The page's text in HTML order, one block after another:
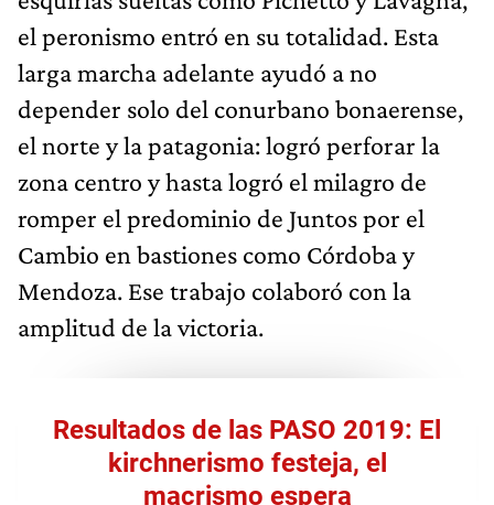
el peronismo entró en su totalidad. Esta
larga marcha adelante ayudó a no
depender solo del conurbano bonaerense,
el norte y la patagonia: logró perforar la
zona centro y hasta logró el milagro de
romper el predominio de Juntos por el
Cambio en bastiones como Córdoba y
Mendoza. Ese trabajo colaboró con la
amplitud de la victoria.
Resultados de las PASO 2019: El
kirchnerismo festeja, el
macrismo espera